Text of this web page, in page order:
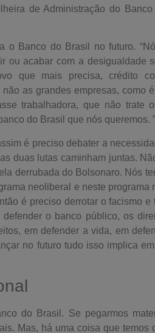
de Administração do
o Banco do Brasil no futuro.
ou acabar com a desigualdade
que mais precisa, crédito
as grandes empresas, como
trabalhadora, que não trate
do Brasil que nós queremos. ”
é preciso debater a
duas lutas caminham juntas.
derrubada do Bolsonaro. Nós
neoliberal e neste programa
é preciso derrotar o facismo e
o banco público, os
em defender a vida, em
no futuro tudo isso implica
do Brasil. Se pegarmos
Mas, há uma coisa que temos